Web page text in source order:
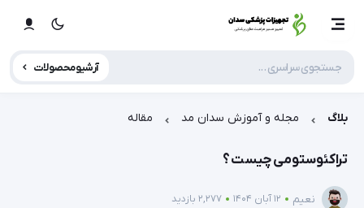
آرشیو محصولات
بلاگ مجله و آموزش سدان مد مقاله
تراکئوستومی چیست ؟
نعیم 12 آبان 1404 2,277 بازدید